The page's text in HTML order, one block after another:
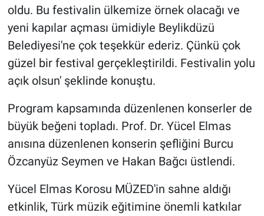
oldu. Bu festivalin ülkemize örnek olacağı ve
yeni kapılar açması ümidiyle Beylikdüzü
Belediyesi'ne çok teşekkür ederiz. Çünkü çok
güzel bir festival gerçekleştirildi. Festivalin yolu
açık olsun' şeklinde konuştu.
Program kapsamında düzenlenen konserler de
büyük beğeni topladı. Prof. Dr. Yücel Elmas
anısına düzenlenen konserin şefliğini Burcu
Özcanyüz Seymen ve Hakan Bağcı üstlendi.
Yücel Elmas Korosu MÜZED'in sahne aldığı
etkinlik, Türk müzik eğitimine önemli katkılar